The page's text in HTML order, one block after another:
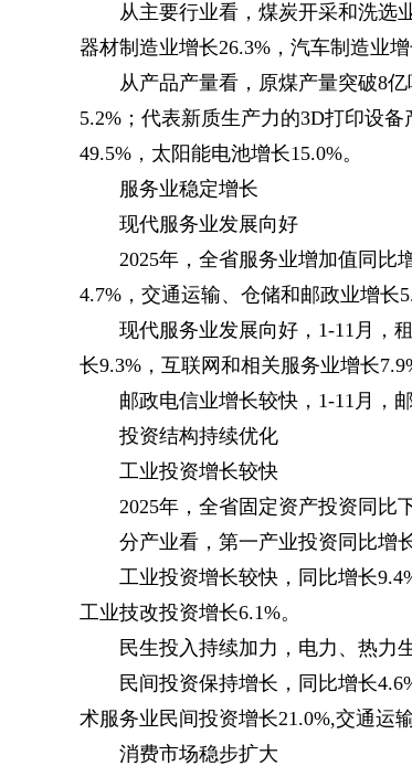
从主要行业看，煤炭开采和洗选
器材制造业增长26.3%，汽车制造业
从产品产量看，原煤产量突破8
5.2%；代表新质生产力的3D打印设
49.5%，太阳能电池增长15.0%。
服务业稳定增长
现代服务业发展向好
2025年，全省服务业增加值同比
4.7%，交通运输、仓储和邮政业增长
现代服务业发展向好，1-11月，
长9.3%，互联网和相关服务业增长
邮政电信业增长较快，1-11月，
投资结构持续优化
工业投资增长较快
2025年，全省固定资产投资同比
分产业看，第一产业投资同比增
工业投资增长较快，同比增长
工业技改投资增长6.1%。
民生投入持续加力，电力、热力
民间投资保持增长，同比增长
术服务业民间投资增长21.0%,交通运
消费市场稳步扩大